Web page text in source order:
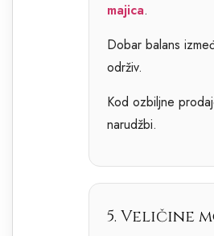
majica.
Dobar balans
održiv.
Kod ozbiljne
narudžbi.
5. Veličine